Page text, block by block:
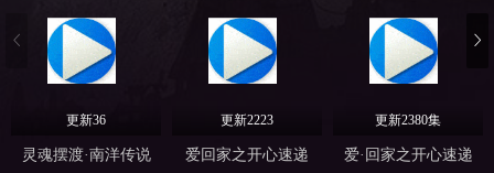
更新36
灵魂摆渡·南洋传说
更新2223
爱回家之开心速递
更新2380集
爱·回家之开心速递